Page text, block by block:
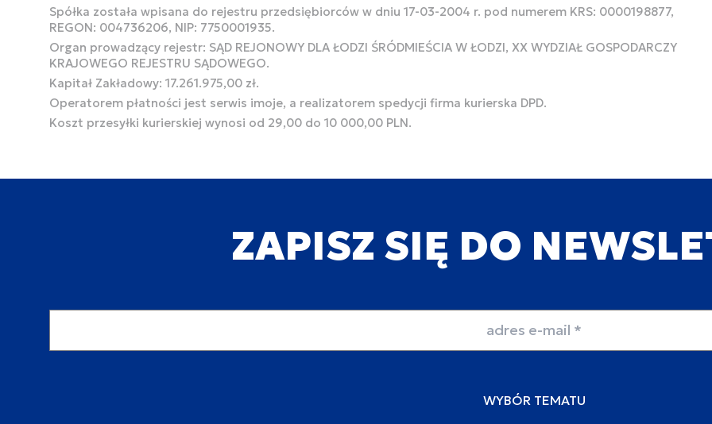
Spółka została wpisana do rejestru przedsiębiorców w dniu 17-03-2004 r. pod numerem KRS: 0000198877,
REGON: 004736206, NIP: 7750001935.
Organ prowadzący rejestr: SĄD REJONOWY DLA ŁODZI ŚRÓDMIEŚCIA W ŁODZI, XX WYDZIAŁ GOSPODARCZY
KRAJOWEGO REJESTRU SĄDOWEGO.
Kapitał Zakładowy: 17.261.975,00 zł.
Operatorem płatności jest serwis imoje, a realizatorem spedycji firma kurierska DPD.
Koszt przesyłki kurierskiej wynosi od 29,00 do 10 000,00 PLN.
ZAPISZ SIĘ DO
WYBÓR TEMATU